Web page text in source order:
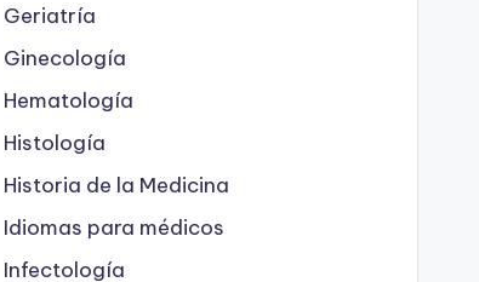
Geriatría
Ginecología
Hematología
Histología
Historia de la Medicina
Idiomas para médicos
Infectología